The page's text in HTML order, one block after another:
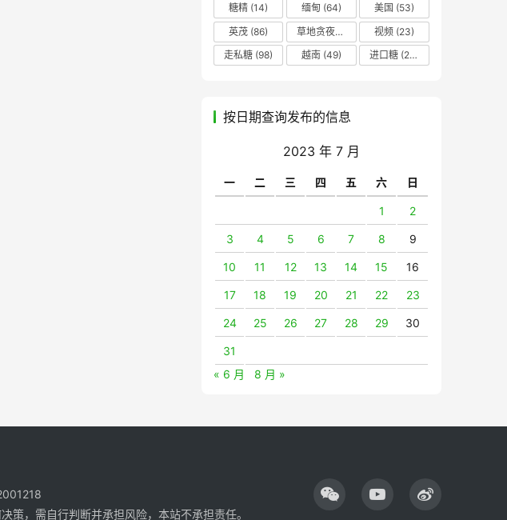
糖精 (14) 缅甸 (64) 美国 (53)
英茂 (86) 草地贪夜蛾 视频 (23)
走私糖 (98) 越南(49) 进口糖 (236)
按日期查询发布的信息
2023 年 7 月
一 二 三 四 五 六 日
1 2
3 4 5 6 7 8 9
10 11 12 13 14 15 16
17 18 19 20 21 22 23
24 25 26 27 28 29 30
31
« 6 月
8 月 »
策，需自行判断并承担风险，本站不承担责任。